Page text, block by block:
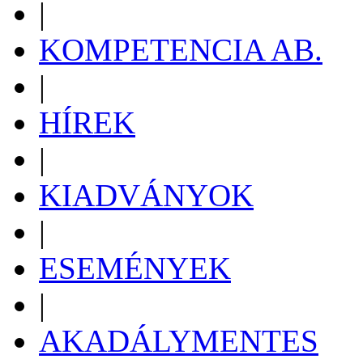
|
KOMPETENCIA AB.
|
HÍREK
|
KIADVÁNYOK
|
ESEMÉNYEK
|
AKADÁLYMENTES